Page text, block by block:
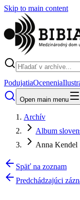
Skip to main content
PodujatiaOcenenia
Open main menu
Archív
Album
Anna Kendel
Späť na zoznam
Predchádzajúci